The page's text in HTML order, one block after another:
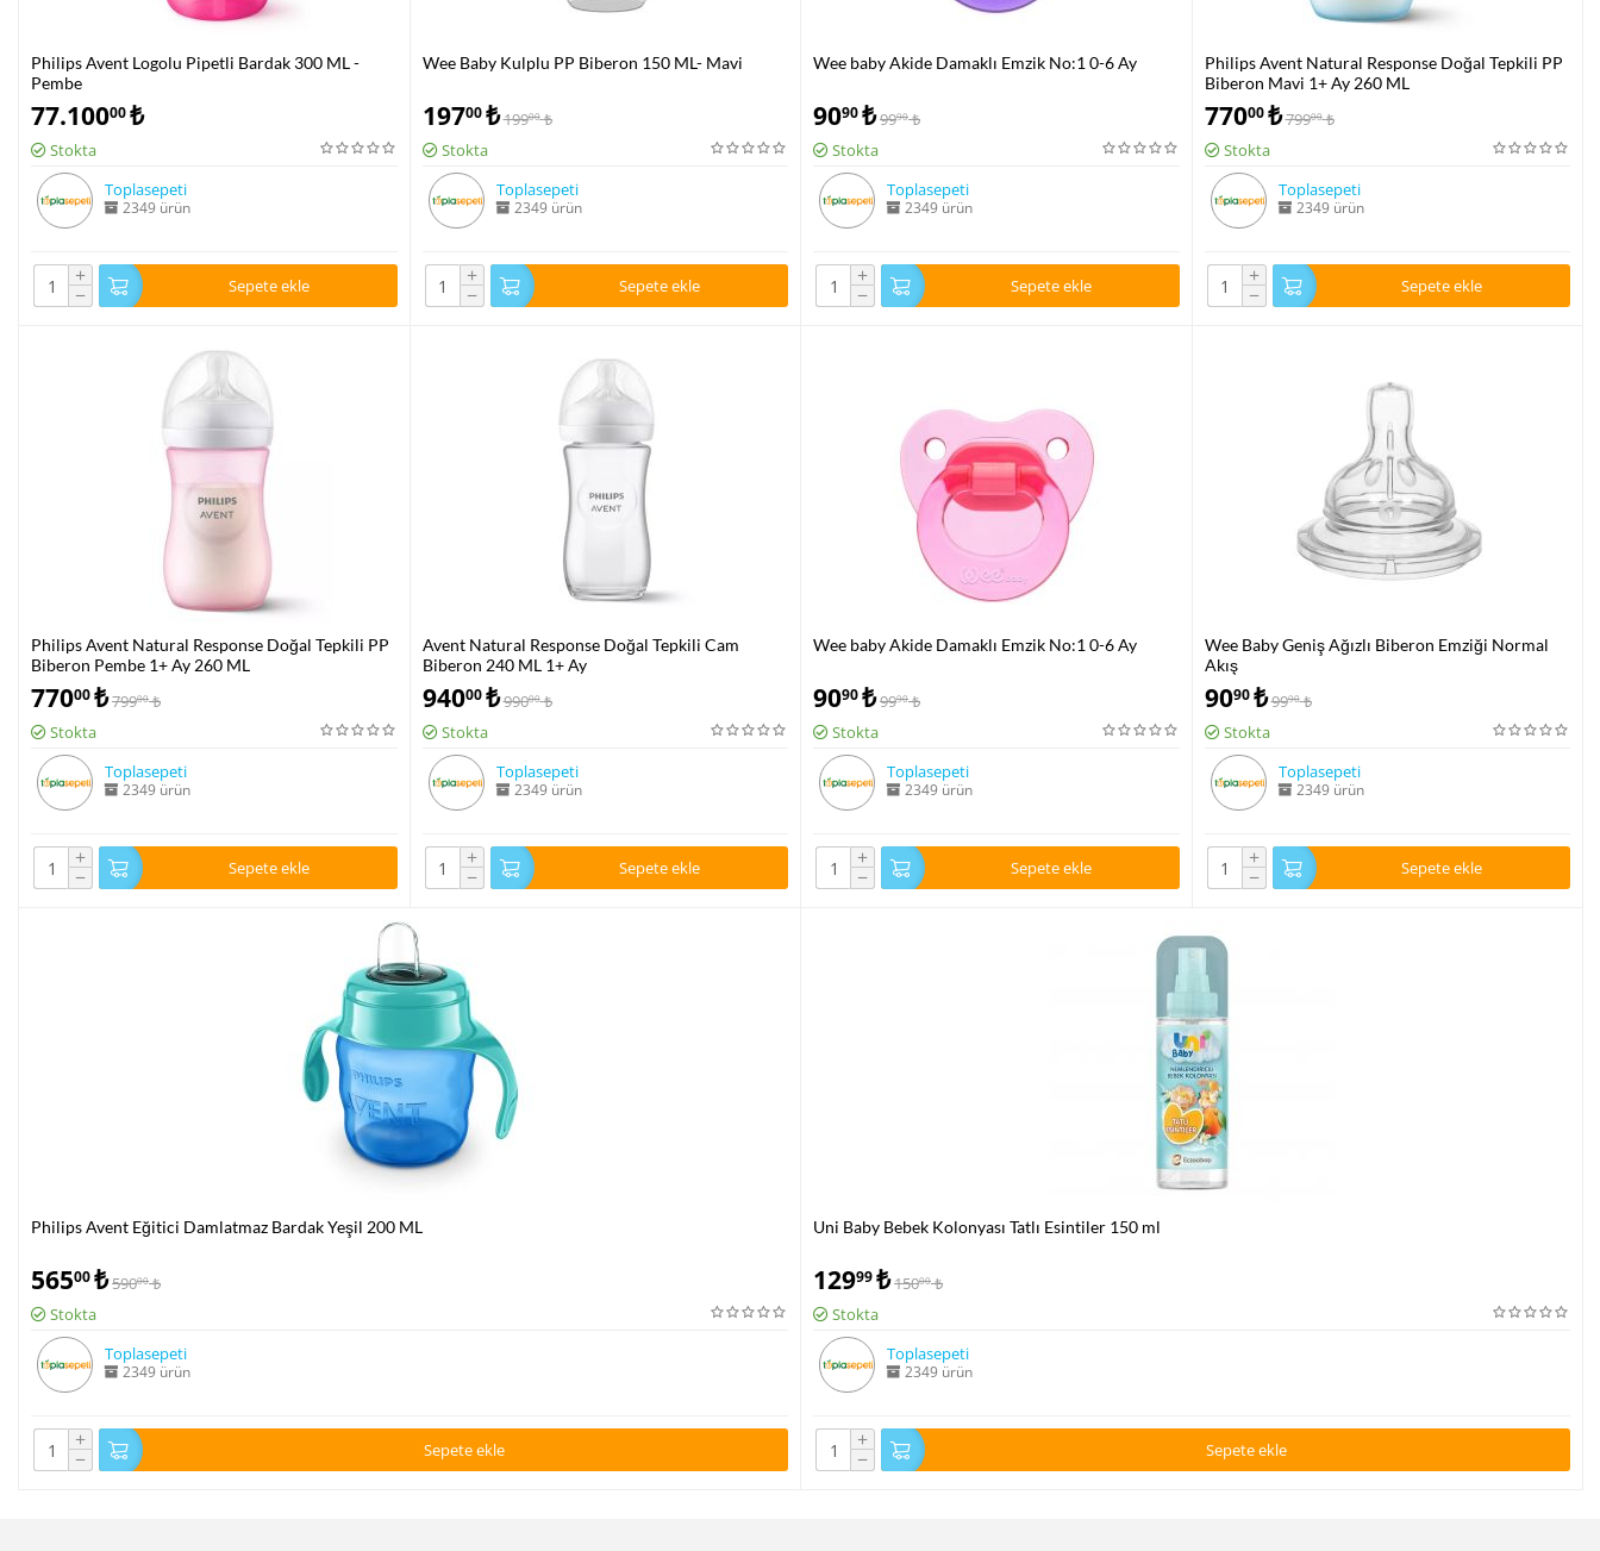
Philips Avent Logolu Pipetli Bardak 300 ML -
Pembe
77.10000₺
Stokta
Toplasepeti
2349 ürün
+
− Sepete ekle
Wee Baby Kulplu PP Biberon 150 ML- Mavi
19700 ₺19900 ₺
Stokta
Toplasepeti
2349 ürün
+
− Sepete ekle
Wee baby Akide Damaklı Emzik No:1 0-6 Ay
9090₺9990 ₺
Stokta
Toplasepeti
2349 ürün
+
− Sepete ekle
Philips Avent Natural Response Doğal Tepkili PP
Biberon Mavi 1+ Ay 260 ML
77000 ₺79900 ₺
Stokta
Toplasepeti
2349 ürün
+
− Sepete ekle
Philips Avent Natural Response Doğal Tepkili PP
Biberon Pembe 1+ Ay 260 ML
77000₺79900 ₺
Stokta
Toplasepeti
2349 ürün
+
− Sepete ekle
Avent Natural Response Doğal Tepkili Cam
Biberon 240 ML 1+ Ay
94000 ₺99000 ₺
Stokta
Toplasepeti
2349 ürün
+
− Sepete ekle
Wee baby Akide Damaklı Emzik No:1 0-6 Ay
9090₺9990 ₺
Stokta
Toplasepeti
2349 ürün
+
− Sepete ekle
Wee Baby Geniş Ağızlı Biberon Emziği Normal
Akış
9090 ₺9990 ₺
Stokta
Toplasepeti
2349 ürün
+
− Sepete ekle
Philips Avent Eğitici Damlatmaz Bardak Yeşil 200 ML
56500₺59000 ₺
Stokta
Toplasepeti
2349 ürün
+
− Sepete ekle
Uni Baby Bebek Kolonyası Tatlı Esintiler 150 ml
12999₺15000 ₺
Stokta
Toplasepeti
2349 ürün
+
− Sepete ekle